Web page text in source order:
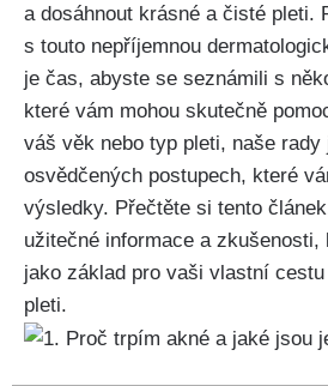
a dosáhnout⁣ krásné a čisté pleti.
s touto nepříjemnou
je⁤ čas, ⁣abyste se seznámili ‍s
které vám mohou skutečně
váš věk nebo typ ​pleti,⁣ naše rady
osvědčených ⁢postupech, které
výsledky. Přečtěte si ⁤tento
užitečné informace a
jako základ pro vaši vlastní
pleti.